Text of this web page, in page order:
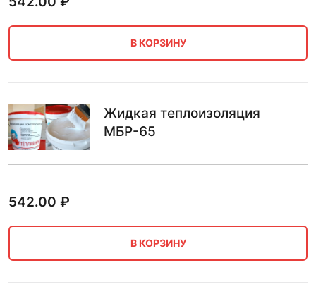
В КОРЗИНУ
Жидкая теплоизоляция
МБР-65
542.00 ₽
В КОРЗИНУ